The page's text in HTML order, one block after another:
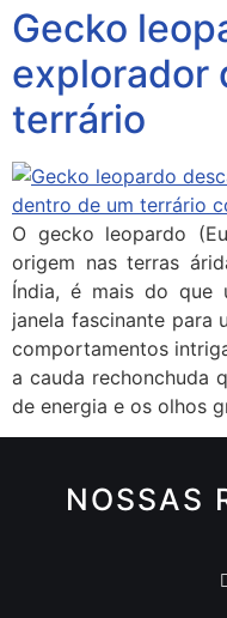
Gecko
explorador
terrário
O gecko leopardo
origem nas terras
Índia, é mais do que
janela fascinante para
comportamentos
a cauda rechonchuda
de energia e os olhos
NOSSAS